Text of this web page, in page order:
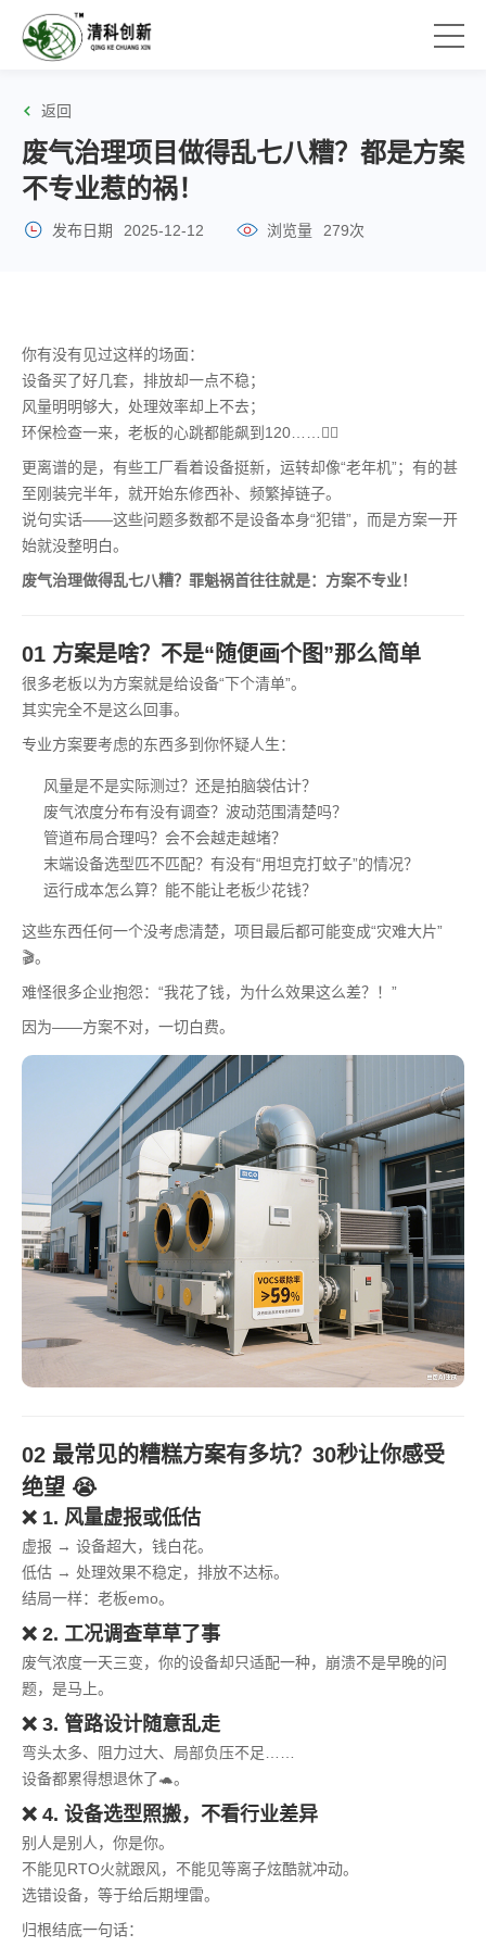
返回
废气治理项目做得乱七八糟？都是方案
不专业惹的祸！
发布日期 2025-12-12 浏览量 279次
你有没有见过这样的场面：
设备买了好几套，排放却一点不稳；
风量明明够大，处理效率却上不去；
环保检查一来，老板的心跳都能飙到120……😵‍💫
更离谱的是，有些工厂看着设备挺新，运转却像“老年机”；有的甚
至刚装完半年，就开始东修西补、频繁掉链子。
说句实话——这些问题多数都不是设备本身“犯错”，而是方案一开
始就没整明白。
废气治理做得乱七八糟？罪魁祸首往往就是：方案不专业！
01 方案是啥？不是“随便画个图”那么简单
很多老板以为方案就是给设备“下个清单”。
其实完全不是这么回事。
专业方案要考虑的东西多到你怀疑人生：
风量是不是实际测过？还是拍脑袋估计？
废气浓度分布有没有调查？波动范围清楚吗？
管道布局合理吗？会不会越走越堵？
末端设备选型匹不匹配？有没有“用坦克打蚊子”的情况？
运行成本怎么算？能不能让老板少花钱？
这些东西任何一个没考虑清楚，项目最后都可能变成“灾难大片”
🎬。
难怪很多企业抱怨：“我花了钱，为什么效果这么差？！”
因为——方案不对，一切白费。
02 最常见的糟糕方案有多坑？30秒让你感受
绝望 😭
❌ 1. 风量虚报或低估
虚报 → 设备超大，钱白花。
低估 → 处理效果不稳定，排放不达标。
结局一样：老板emo。
❌ 2. 工况调查草草了事
废气浓度一天三变，你的设备却只适配一种，崩溃不是早晚的问
题，是马上。
❌ 3. 管路设计随意乱走
弯头太多、阻力过大、局部负压不足……
设备都累得想退休了🐢。
❌ 4. 设备选型照搬，不看行业差异
别人是别人，你是你。
不能见RTO火就跟风，不能见等离子炫酷就冲动。
选错设备，等于给后期埋雷。
归根结底一句话：